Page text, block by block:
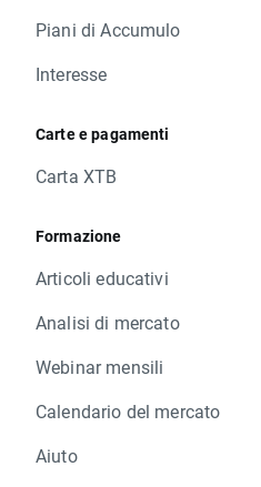
Piani di Accumulo
Interesse
Carte e pagamenti
Carta XTB
Formazione
Articoli educativi
Analisi di mercato
Webinar mensili
Calendario del mercato
Aiuto